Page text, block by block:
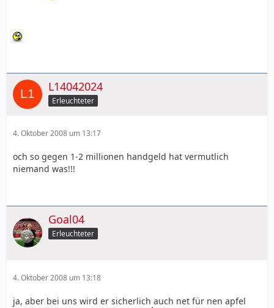
L14042024
Erleuchteter
4. Oktober 2008 um 13:17
och so gegen 1-2 millionen handgeld hat vermutlich
niemand was!!!
Goal04
Erleuchteter
4. Oktober 2008 um 13:18
ja, aber bei uns wird er sicherlich auch net für nen apfel